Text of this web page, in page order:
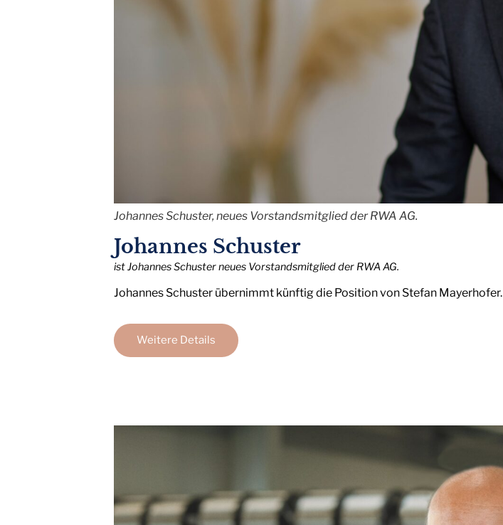
Johannes Schuster, neues Vorstandsmitglied der RWA AG.
Johannes Schuster
ist Johannes Schuster neues Vorstandsmitglied der RWA AG.
Johannes Schuster übernimmt künftig die Position von Stefan Mayerhofer.
Weitere Details